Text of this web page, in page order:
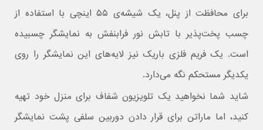
برای محافظت از پنل، یک شیشه‌ی ۵۵ اینچی با استفاده از
چسب پخت‌پذیر با تابش نور فرابنفش به نمایشگر چسبیده
است. یک فریم فلزی باریک نیز لایه‌های این نمایشگر را روی
یکدیگر مستحکم نگه می‌دارد.
شاید شما نخواهید یک تلویزیون شفاف برای منزل خود تهیه
کنید، اما ماراتن برای قرار دادن دوربین سلفی پشت نمایشگر